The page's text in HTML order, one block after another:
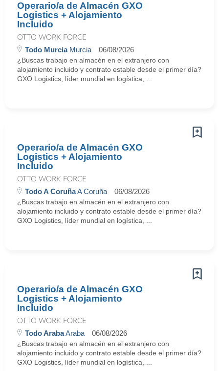
Operario/a de Almacén GXO
Logistics + Alojamiento
Incluido
OTTO WORK FORCE
Todo MurciaMurcia 06/08/2026
¿Buscas trabajo en almacén en el extranjero con
alojamiento incluido y contrato estable desde el primer día?
GXO Logistics, líder mundial en logística, ...
Operario/a de Almacén GXO
Logistics + Alojamiento
Incluido
OTTO WORK FORCE
Todo A CoruñaA Coruña 06/08/2026
¿Buscas trabajo en almacén en el extranjero con
alojamiento incluido y contrato estable desde el primer día?
GXO Logistics, líder mundial en logística, ...
Operario/a de Almacén GXO
Logistics + Alojamiento
Incluido
OTTO WORK FORCE
Todo ArabaAraba 06/08/2026
¿Buscas trabajo en almacén en el extranjero con
alojamiento incluido y contrato estable desde el primer día?
GXO Logistics, líder mundial en logística, ...